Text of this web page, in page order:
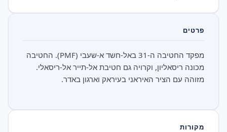
פרטים
מפקד החטיבה ה-31 באל-חשד א-שעבי (PMF). החטיבה
מכונה ריסאליון, וקרויה גם חטיבת אל-תייר אל-ריסאלי.
מזוהה עם הציר האיראני בעיראק וארגון באדר.
מקורות